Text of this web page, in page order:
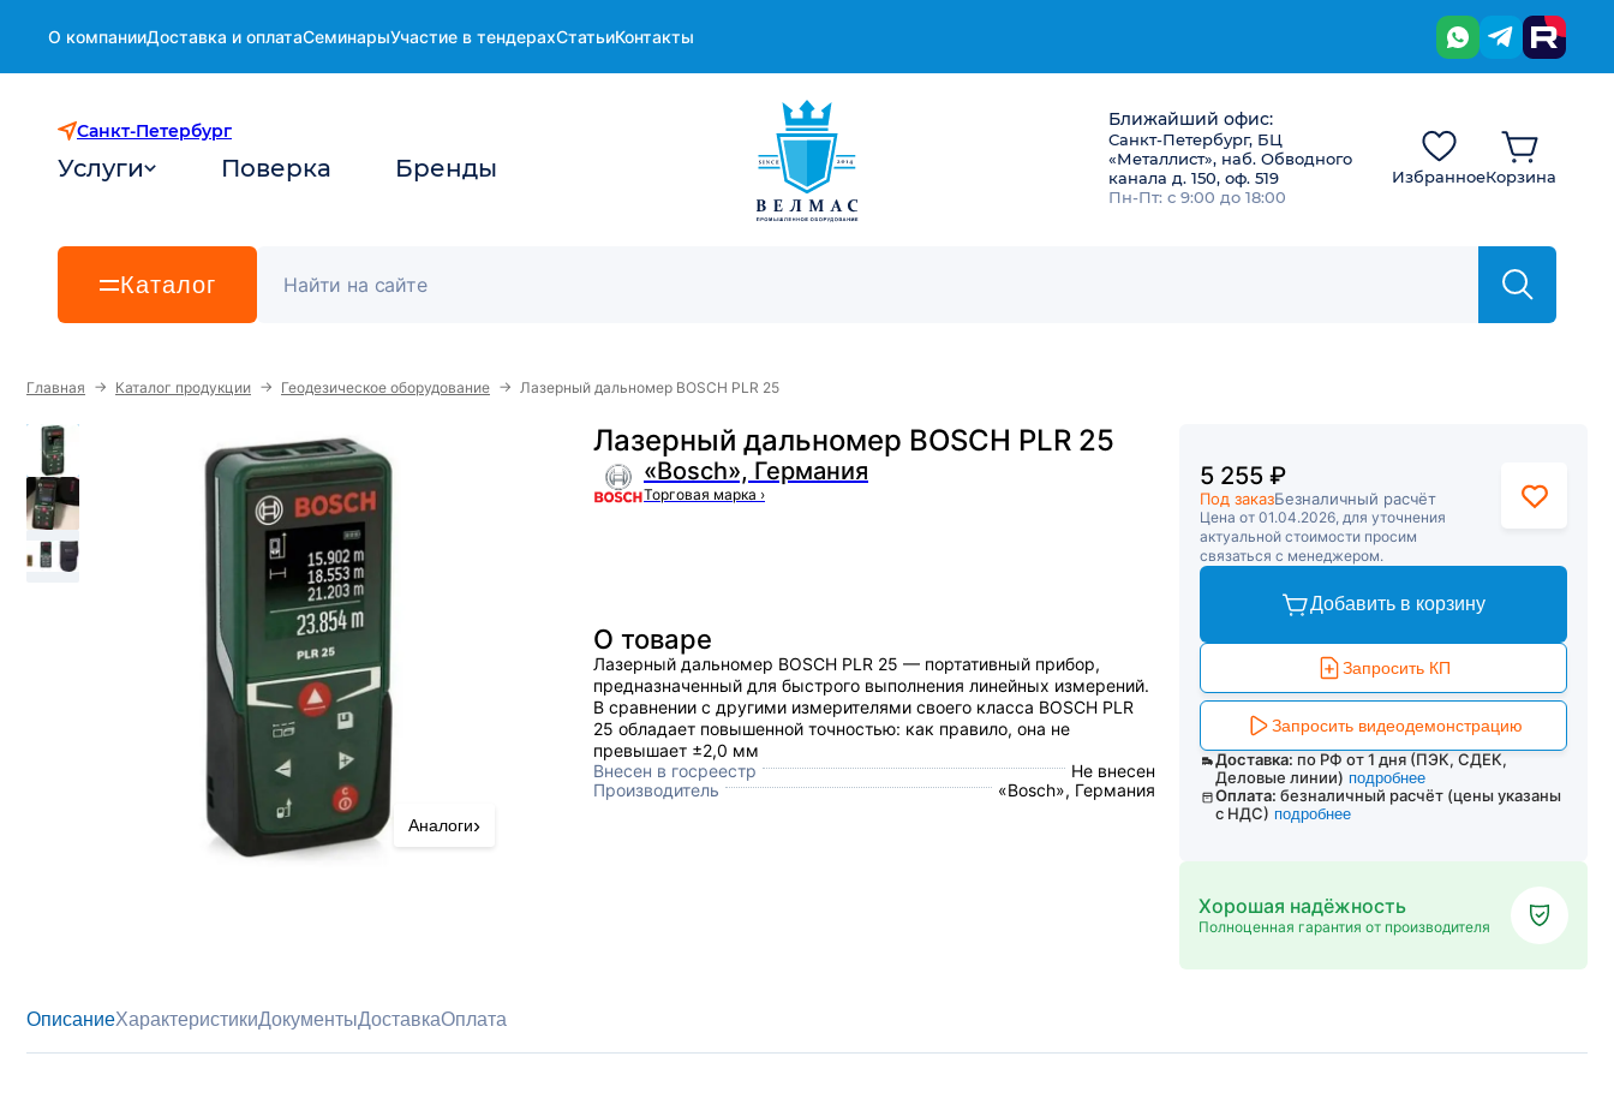
О компанииДоставка и оплатаСеминарыУчастие в тендерахСтатьиКонтакты
Санкт-Петербург
Услуги Поверка Бренды
Ближайший офис:
Санкт-Петербург, БЦ
«Металлист», наб. Обводного
канала д. 150, оф. 519
Пн-Пт: с 9:00 до 18:00
ИзбранноеКорзина
Каталог
Главная → Каталог продукции → Геодезическое оборудование → Лазерный дальномер BOSCH PLR 25
Лазерный дальномер BOSCH PLR 25
«Bosch», Германия
Торговая марка ›
Аналоги›
О товаре
Лазерный дальномер BOSCH PLR 25 — портативный прибор,
предназначенный для быстрого выполнения линейных измерений.
В сравнении с другими измерителями своего класса BOSCH PLR
25 обладает повышенной точностью: как правило, она не
превышает ±2,0 мм
Внесен в госреестр
Не внесен
Производитель
«Bosch», Германия
5 255 ₽
Под заказБезналичный расчёт
Цена от 01.04.2026, для уточнения
актуальной стоимости просим
связаться с менеджером.
Добавить в корзину
Запросить КП
Запросить видеодемонстрацию
Доставка: по РФ от 1 дня (ПЭК, СДЕК,
Деловые линии) подробнее
Оплата: безналичный расчёт (цены указаны
с НДС) подробнее
Хорошая надёжность
Полноценная гарантия от производителя
ОписаниеХарактеристикиДокументыДоставкаОплата